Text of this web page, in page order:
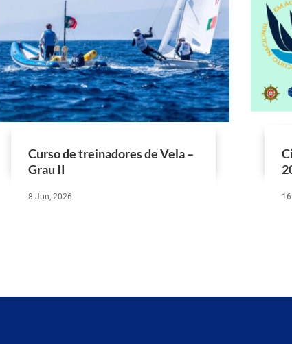
Curso de treinadores de Vela –
Grau II
8 Jun, 2026